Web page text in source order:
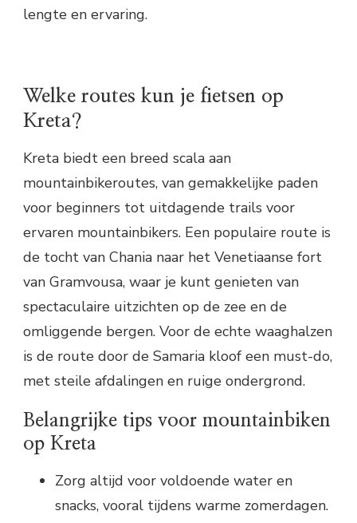
lengte en ervaring.
Welke routes kun je fietsen op
Kreta?
Kreta biedt een breed scala aan
mountainbikeroutes, van gemakkelijke paden
voor beginners tot uitdagende trails voor
ervaren mountainbikers. Een populaire route is
de tocht van Chania naar het Venetiaanse fort
van Gramvousa, waar je kunt genieten van
spectaculaire uitzichten op de zee en de
omliggende bergen. Voor de echte waaghalzen
is de route door de Samaria kloof een must-do,
met steile afdalingen en ruige ondergrond.
Belangrijke tips voor mountainbiken
op Kreta
Zorg altijd voor voldoende water en
snacks, vooral tijdens warme zomerdagen.